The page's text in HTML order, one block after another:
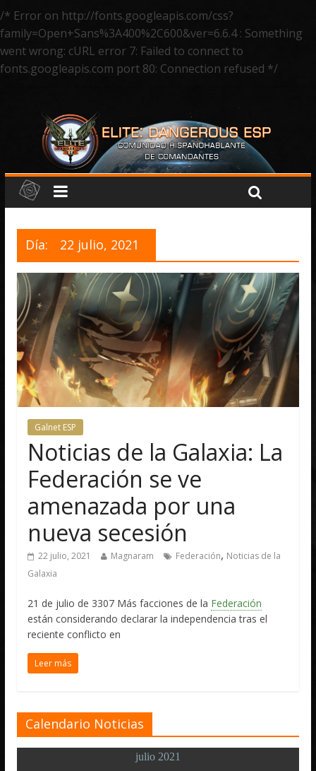
/* Error on http://fonts.googleapis.com/css?
family=Open+Sans%3A400%2C600&ver=6.6.4 : Something
went wrong: cURL error 7: Failed to connect to
fonts.googleapis.com port 80: Connection refused */
Día: 22 julio, 2021
Galnet ESP
Noticias de la Galaxia: La
Federación se ve
amenazada por una
nueva secesión
22 julio, 2021 Magnaram Federación, Noticias de la
Galaxia
21 de julio de 3307 Más facciones de la Federación
están considerando declarar la independencia tras el
reciente conflicto en
Leer más
Calendario Noticias
julio 2021